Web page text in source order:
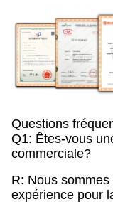
Questions
Q1: Êtes-vous
commerciale?
R: Nous
expérience pour